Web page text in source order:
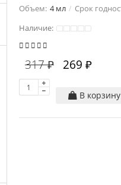
Объем: 4 мл Срок
Наличие:
317 ₽ 269 ₽
В корзину